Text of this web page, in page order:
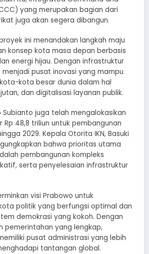
yang merupakan bagian dari
juga akan segera dibangun.
ini menandakan langkah maju
konsep kota masa depan berbasis
energi hijau. Dengan infrastruktur
menjadi pusat inovasi yang mampu
kota besar dunia dalam hal
dan digitalisasi layanan publik.
Subianto juga telah mengalokasikan
Rp 48,8 triliun untuk pembangunan
2029. Kepala Otorita IKN, Basuki
bahwa prioritas utama
pembangunan kompleks
serta penyelesaian infrastruktur
visi Prabowo untuk
politik yang berfungsi optimal dan
demokrasi yang kokoh. Dengan
pemerintahan yang lengkap,
pusat administrasi yang lebih
tantangan global.